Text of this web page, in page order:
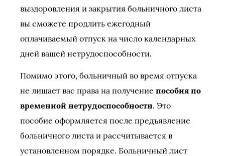
выздоровления и закрытия больничного листа
вы сможете продлить ежегодный
оплачиваемый отпуск на число календарных
дней вашей нетрудоспособности.
Помимо этого, больничный во время отпуска
не лишает вас права на получение пособия по
временной нетрудоспособности. Это
пособие оформляется после предъявление
больничного листа и рассчитывается в
установленном порядке. Больничный лист